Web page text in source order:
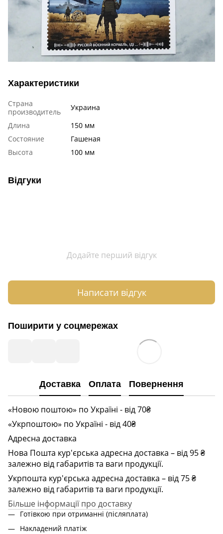
Характеристики
Страна
производитель
Украина
Длина
150 мм
Состояние
Гашеная
Высота
100 мм
Відгуки
Додайте перший відгук
Написати відгук
Поширити у соцмережах
Доставка Оплата Повернення
«Новою поштою» по Україні - від 70₴
«Укрпоштою» по Україні - від 40₴
Адресна доставка
Нова Пошта кур'єрська адресна доставка – від 95 ₴
залежно від габаритів та ваги продукції.
Укрпошта кур'єрська адресна доставка – від 75 ₴
залежно від габаритів та ваги продукції.
Більше інформації про доставку
Готівкою при отриманні (післяплата)
Накладений платіж